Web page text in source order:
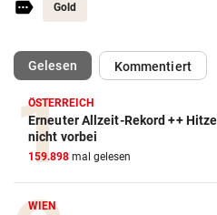
Gold
Gelesen(ausgewählt)Kommentiert
ÖSTERREICH
Erneuter Allzeit-Rekord ++
nicht vorbei
159.898 mal gelesen
WIEN